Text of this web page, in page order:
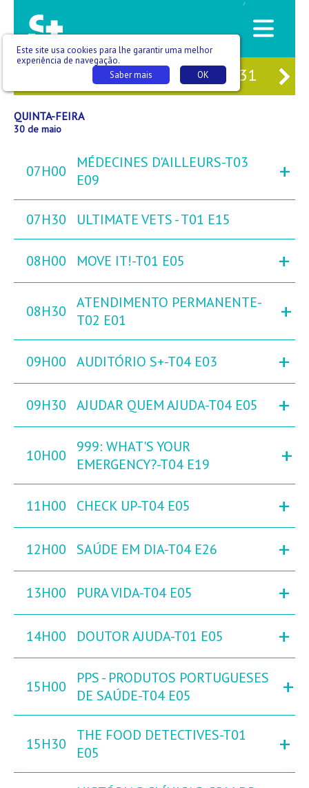
/
29 QUI 30 SEX 31
QUINTA-FEIRA
30 de maio
07H00
MÉDECINES D'AILLEURS-T03
E09
+
07H30 ULTIMATE VETS - T01 E15
08H00 MOVE IT!-T01 E05 +
08H30
ATENDIMENTO PERMANENTE-
T02 E01
+
09H00 AUDITÓRIO S+-T04 E03 +
09H30 AJUDAR QUEM AJUDA-T04 E05 +
10H00
999: WHAT'S YOUR
EMERGENCY?-T04 E19
+
11H00 CHECK UP-T04 E05 +
12H00 SAÚDE EM DIA-T04 E26 +
13H00 PURA VIDA-T04 E05 +
14H00 DOUTOR AJUDA-T01 E05 +
15H00
PPS - PRODUTOS PORTUGUESES
DE SAÚDE-T04 E05
+
15H30
THE FOOD DETECTIVES-T01
E05
+
Este site usa cookies para lhe garantir uma melhor
experiência de navegação.
OK
Saber mais